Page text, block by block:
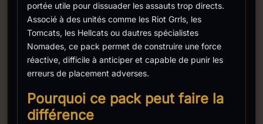
portée utile pour dissuader les assauts trop directs.
Associé à des unités comme les Riot Grrls, les
Tomcats, les Hellcats ou dautres spécialistes
Nomades, ce pack permet de construire une force
réactive, difficile à anticiper et capable de punir les
erreurs de placement adverses.
Pourquoi ce pack peut faire la
différence